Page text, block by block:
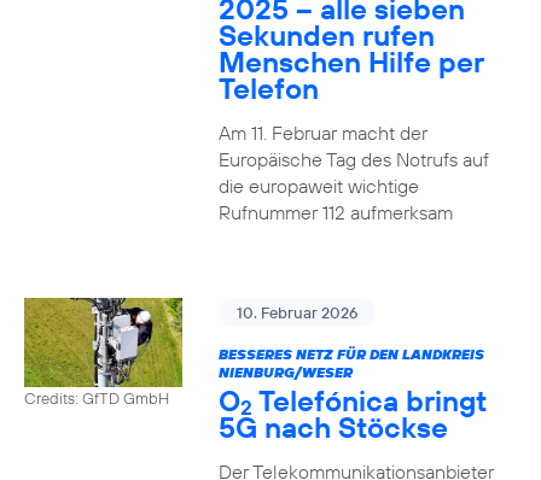
2025 – alle sieben
Sekunden rufen
Menschen Hilfe per
Telefon
Am 11. Februar macht der
Europäische Tag des Notrufs auf
die europaweit wichtige
Rufnummer 112 aufmerksam
Credits: GfTD GmbH
10. Februar 2026
BESSERES NETZ FÜR DEN LANDKREIS
NIENBURG/WESER
O2 Telefónica bringt
5G nach Stöckse
Der Telekommunikationsanbieter